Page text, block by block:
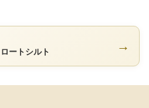
ートシルト →